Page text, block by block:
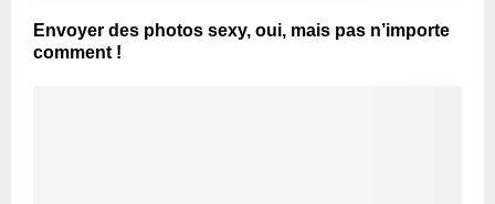
Envoyer des photos sexy, oui, mais pas n’importe
comment !